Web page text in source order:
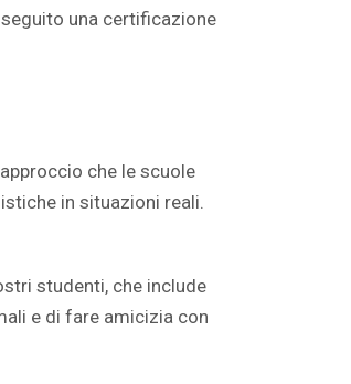
una certificazione
che le scuole
in situazioni reali.
studenti, che include
e di fare amicizia con